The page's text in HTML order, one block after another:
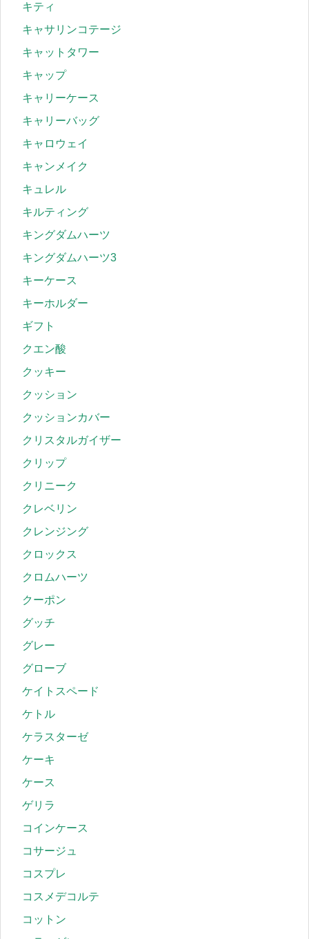
キティ
キャサリンコテージ
キャットタワー
キャップ
キャリーケース
キャリーバッグ
キャロウェイ
キャンメイク
キュレル
キルティング
キングダムハーツ
キングダムハーツ3
キーケース
キーホルダー
ギフト
クエン酸
クッキー
クッション
クッションカバー
クリスタルガイザー
クリップ
クリニーク
クレベリン
クレンジング
クロックス
クロムハーツ
クーポン
グッチ
グレー
グローブ
ケイトスペード
ケトル
ケラスターゼ
ケーキ
ケース
ゲリラ
コインケース
コサージュ
コスプレ
コスメデコルテ
コットン